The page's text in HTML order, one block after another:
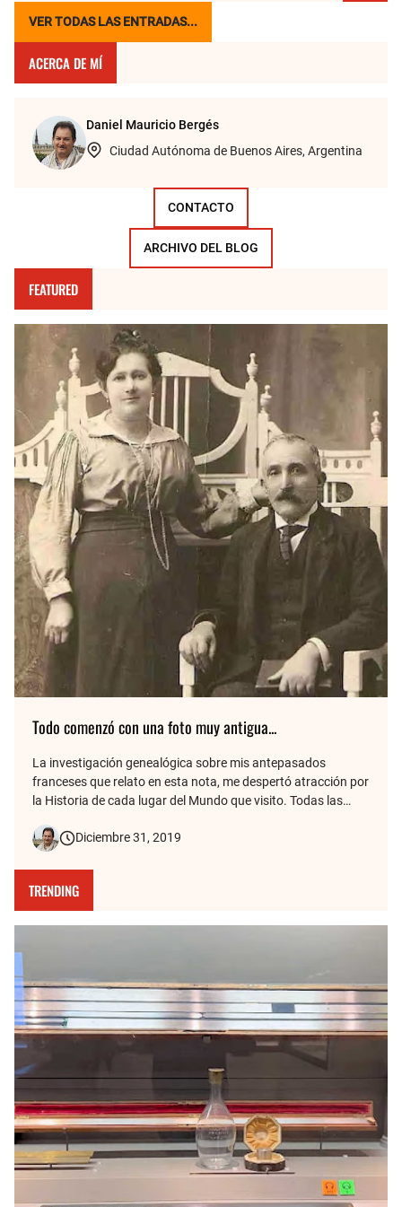
VER TODAS LAS ENTRADAS...
ACERCA DE MÍ
Daniel Mauricio Bergés
Ciudad Autónoma de Buenos Aires, Argentina
CONTACTO
ARCHIVO DEL BLOG
FEATURED
Todo comenzó con una foto muy antigua...
La investigación genealógica sobre mis antepasados
franceses que relato en esta nota, me despertó atracción por
la Historia de cada lugar del Mundo que visito. Todas las
trata este blog. Aquí cuento cómo la vieja foto de mis
Diciembre 31, 2019
TRENDING